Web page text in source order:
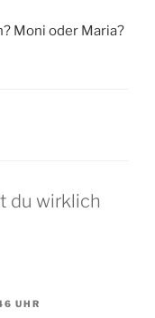
Moni oder Maria?
du wirklich
UHR